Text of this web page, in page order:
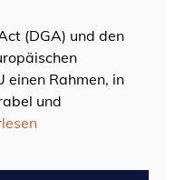
(DGA) und den
einen Rahmen, in
und